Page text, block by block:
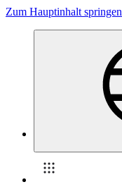
Zum Hauptinhalt springen